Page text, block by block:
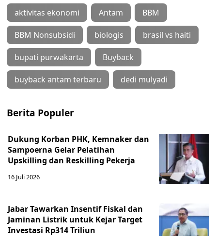
aktivitas ekonomi Antam BBM
BBM Nonsubsidi biologis brasil vs haiti
bupati purwakarta Buyback
buyback antam terbaru dedi mulyadi
Berita Populer
Dukung Korban PHK, Kemnaker dan
Sampoerna Gelar Pelatihan
Upskilling dan Reskilling Pekerja
16 Juli 2026
Jabar Tawarkan Insentif Fiskal dan
Jaminan Listrik untuk Kejar Target
Investasi Rp314 Triliun